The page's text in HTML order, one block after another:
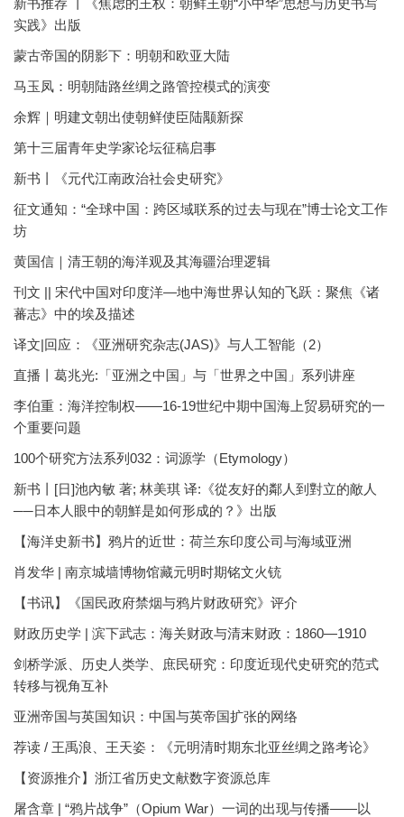
新书推荐 丨《焦虑的王权：朝鲜王朝“小中华”思想与历史书写
实践》出版
蒙古帝国的阴影下：明朝和欧亚大陆
马玉凤：明朝陆路丝绸之路管控模式的演变
余辉｜明建文朝出使朝鲜使臣陆颙新探
第十三届青年史学家论坛征稿启事
新书丨《元代江南政治社会史研究》
征文通知：“全球中国：跨区域联系的过去与现在”博士论文工作
坊
黄国信｜清王朝的海洋观及其海疆治理逻辑
刊文 || 宋代中国对印度洋—地中海世界认知的飞跃：聚焦《诸
蕃志》中的埃及描述
译文|回应：《亚洲研究杂志(JAS)》与人工智能（2）
直播丨葛兆光:「亚洲之中国」与「世界之中国」系列讲座
李伯重：海洋控制权——16-19世纪中期中国海上贸易研究的一
个重要问题
100个研究方法系列032：词源学（Etymology）
新书丨[日]池內敏 著; 林美琪 译:《從友好的鄰人到對立的敵人
──日本人眼中的朝鮮是如何形成的？》出版
【海洋史新书】鸦片的近世：荷兰东印度公司与海域亚洲
肖发华 | 南京城墙博物馆藏元明时期铭文火铳
【书讯】《国民政府禁烟与鸦片财政研究》评介
财政历史学 | 滨下武志：海关财政与清末财政：1860—1910
剑桥学派、历史人类学、庶民研究：印度近现代史研究的范式
转移与视角互补
亚洲帝国与英国知识：中国与英帝国扩张的网络
荐读 / 王禹浪、王天姿：《元明清时期东北亚丝绸之路考论》
【资源推介】浙江省历史文献数字资源总库
屠含章 | “鸦片战争”（Opium War）一词的出现与传播——以